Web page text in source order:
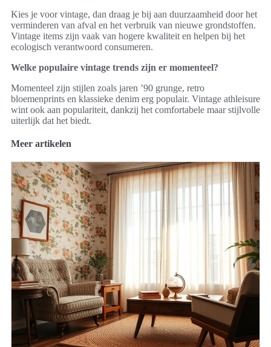
Kies je voor vintage, dan draag je bij aan duurzaamheid door het
verminderen van afval en het verbruik van nieuwe grondstoffen.
Vintage items zijn vaak van hogere kwaliteit en helpen bij het
ecologisch verantwoord consumeren.
Welke populaire vintage trends zijn er momenteel?
Momenteel zijn stijlen zoals jaren ’90 grunge, retro
bloemenprints en klassieke denim erg populair. Vintage athleisure
wint ook aan populariteit, dankzij het comfortabele maar stijlvolle
uiterlijk dat het biedt.
Meer artikelen